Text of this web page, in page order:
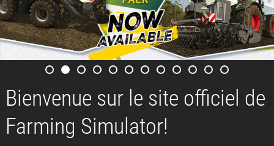
Bienvenue sur le site officiel de
Farming Simulator!